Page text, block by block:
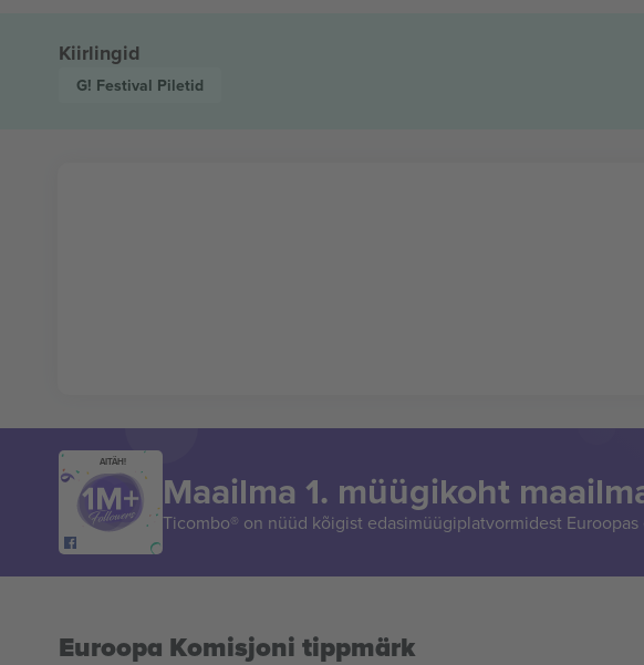
Kiirlingid
G! Festival Piletid
AITÄH!
Maailma 1. müügikoht
Ticombo® on nüüd kõigist edasimüügiplatvormidest
Euroopa Komisjoni tippmärk